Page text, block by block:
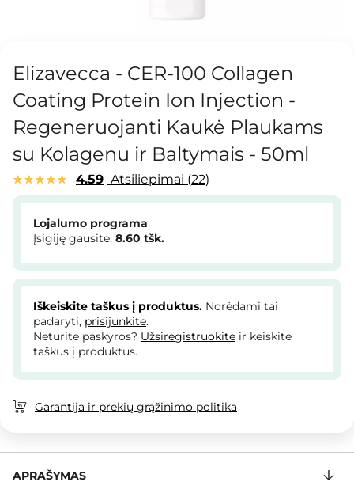
Elizavecca - CER-100 Collagen
Coating Protein Ion Injection -
Regeneruojanti Kaukė Plaukams
su Kolagenu ir Baltymais - 50ml
4.59 Atsiliepimai 22
Lojalumo programa
Įsigiję gausite: 8.60 tšk.
Iškeiskite taškus į produktus. Norėdami tai
padaryti, prisijunkite.
Neturite paskyros? Užsiregistruokite ir keiskite
taškus į produktus.
Garantija ir prekių grąžinimo politika
APRAŠYMAS